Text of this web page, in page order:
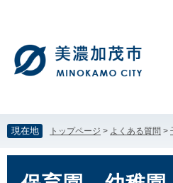
す。
し
て
本
文
現在地 トップページ > よくある質問 >